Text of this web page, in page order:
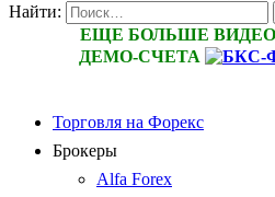
Найти:
ЕЩЕ БОЛЬШЕ ВИДЕО
ДЕМО-СЧЕТА
Торговля на Форекс
Брокеры
Alfa Forex